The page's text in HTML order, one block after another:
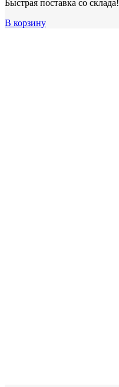
Быстрая поставка со склада!
В корзину